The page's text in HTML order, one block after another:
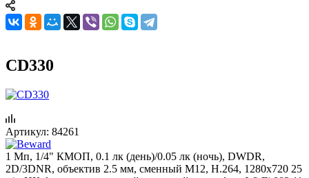
CD330
Артикул: 84261
1 Мп, 1/4" КМОП, 0.1 лк (день)/0.05 лк (ночь), DWDR,
2D/3DNR, объектив 2.5 мм, сменный M12, Н.264, 1280x720 25